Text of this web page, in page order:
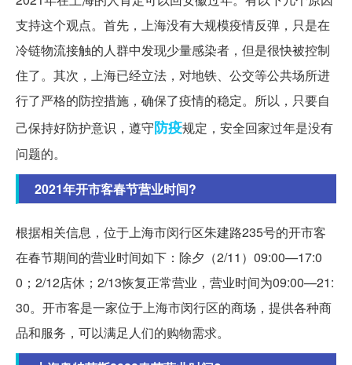
支持这个观点。首先，上海没有大规模疫情反弹，只是在
冷链物流接触的人群中发现少量感染者，但是很快被控制
住了。其次，上海已经立法，对地铁、公交等公共场所进
行了严格的防控措施，确保了疫情的稳定。所以，只要自
己保持好防护意识，遵守防疫规定，安全回家过年是没有
问题的。
2021年开市客春节营业时间?
根据相关信息，位于上海市闵行区朱建路235号的开市客
在春节期间的营业时间如下：除夕（2/11）09:00—17:0
0；2/12店休；2/13恢复正常营业，营业时间为09:00—21:
30。开市客是一家位于上海市闵行区的商场，提供各种商
品和服务，可以满足人们的购物需求。